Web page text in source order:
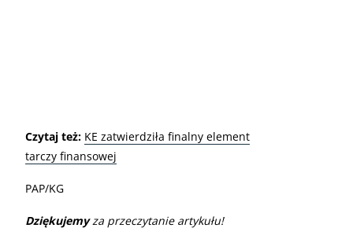
Czytaj też: KE zatwierdziła finalny element
tarczy finansowej
PAP/KG
Dziękujemyza przeczytanie artykułu!